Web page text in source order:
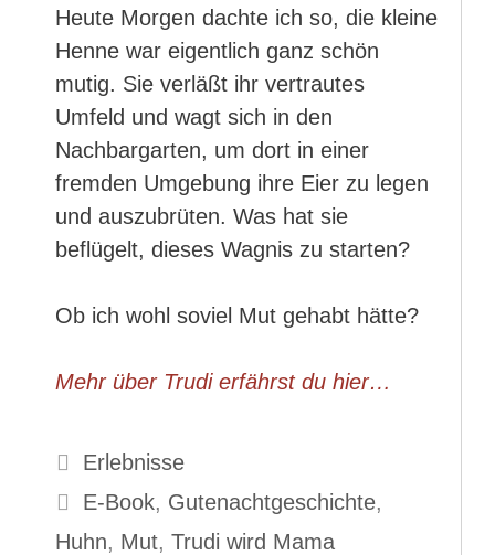
Heute Morgen dachte ich so, die kleine
Henne war eigentlich ganz schön
mutig. Sie verläßt ihr vertrautes
Umfeld und wagt sich in den
Nachbargarten, um dort in einer
fremden Umgebung ihre Eier zu legen
und auszubrüten. Was hat sie
beflügelt, dieses Wagnis zu starten?
Ob ich wohl soviel Mut gehabt hätte?
Mehr über Trudi erfährst du hier…
Kategorien
Erlebnisse
Schlagwörter
E-Book, Gutenachtgeschichte,
Huhn, Mut, Trudi wird Mama